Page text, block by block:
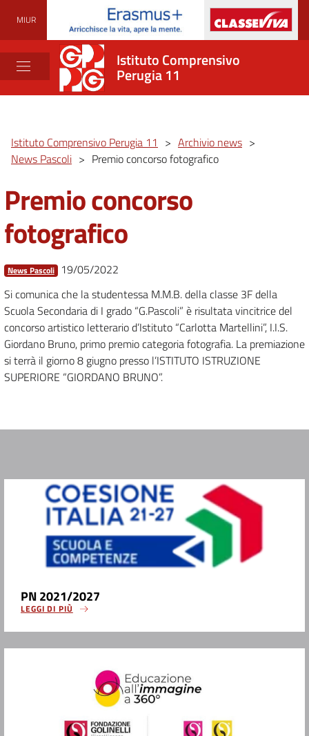
MIUR
Istituto Comprensivo
Perugia 11
Istituto Comprensivo Perugia 11 > Archivio news >
News Pascoli > Premio concorso fotografico
Premio concorso
fotografico
News Pascoli 19/05/2022
Si comunica che la studentessa M.M.B. della classe 3F della
Scuola Secondaria di I grado “G.Pascoli” è risultata vincitrice del
concorso artistico letterario d’Istituto “Carlotta Martellini”, I.I.S.
Giordano Bruno, primo premio categoria fotografia. La premiazione
si terrà il giorno 8 giugno presso l’ISTITUTO ISTRUZIONE
SUPERIORE “GIORDANO BRUNO”.
PN 2021/2027
LEGGI DI PIÙ